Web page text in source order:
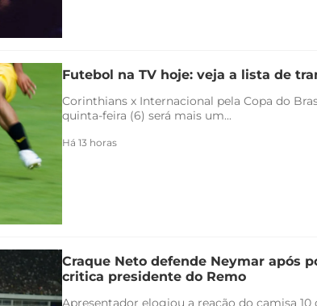
Futebol na TV hoje: veja a lista de
Corinthians x Internacional pela Copa do
quinta-feira (6) será mais um...
Há 13 horas
Craque Neto defende Neymar após
critica presidente do Remo
Apresentador elogiou a reação do camisa 10